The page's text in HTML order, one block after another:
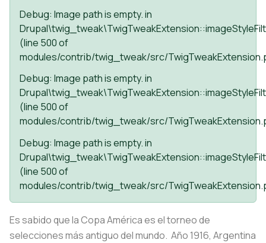
Debug: Image path is empty. in
(line 500of
modules/contrib/twig_tweak/src/
Debug: Image path is empty. in
(line 500of
modules/contrib/twig_tweak/src/
Debug: Image path is empty. in
(line 500of
modules/contrib/twig_tweak/src/
Es sabido que la Copa América es el torneo de
selecciones más antiguo del mundo. Año 1916, Argentina